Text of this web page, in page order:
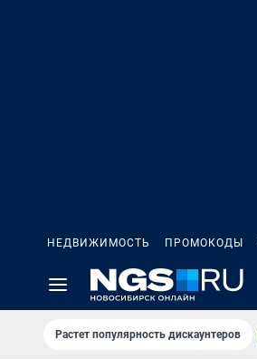
НЕДВИЖИМОСТЬ ПРОМОКОДЫ
Растет популярность дискаунтеров